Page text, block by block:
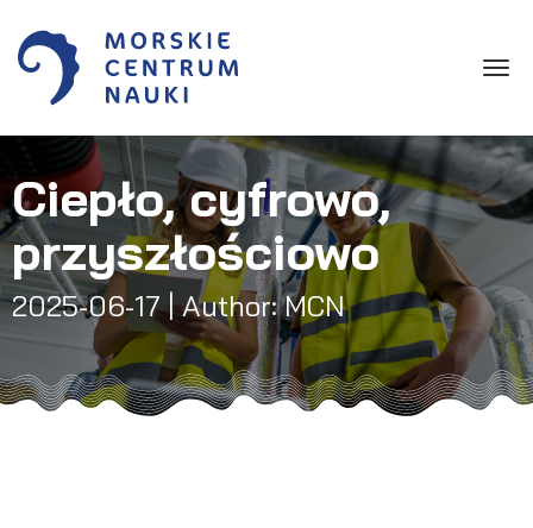
Ciepło, cyfrowo,
przyszłościowo
2025-06-17| Author: MCN